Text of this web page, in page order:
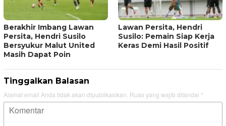
Berakhir Imbang Lawan
Persita, Hendri Susilo
Bersyukur Malut United
Masih Dapat Poin
Lawan Persita, Hendri
Susilo: Pemain Siap Kerja
Keras Demi Hasil Positif
Tinggalkan Balasan
Alamat email Anda tidak akan dipublikasikan. Ruas yang wajib ditandai *